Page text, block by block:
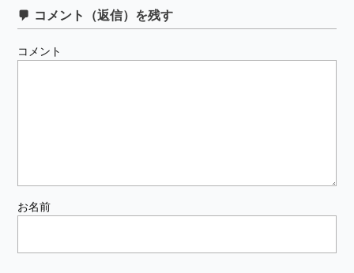
コメント（返信）を残す
コメント
お名前